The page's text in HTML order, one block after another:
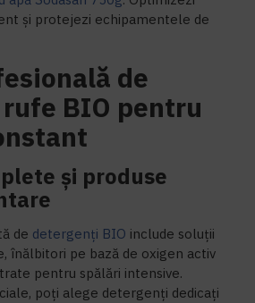
și protejezi echipamentele de
de
BIO pentru
și produse
de detergenți BIO include soluții
înălbitori pe bază de oxigen activ
pentru spălări intensive.
poți alege detergenți dedicați